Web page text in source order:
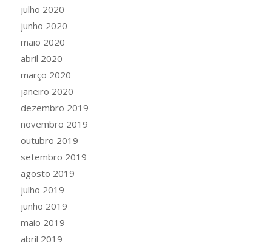
julho 2020
junho 2020
maio 2020
abril 2020
março 2020
janeiro 2020
dezembro 2019
novembro 2019
outubro 2019
setembro 2019
agosto 2019
julho 2019
junho 2019
maio 2019
abril 2019